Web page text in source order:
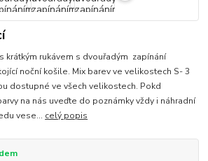
krátkým rukávem s dvouřadým zapínání
noční košile. Mix barev ve velikostech S- 3
dostupné ve všech velikostech. Pokd
na nás uveďte do poznámky vždy i náhradní
vese... celý popis